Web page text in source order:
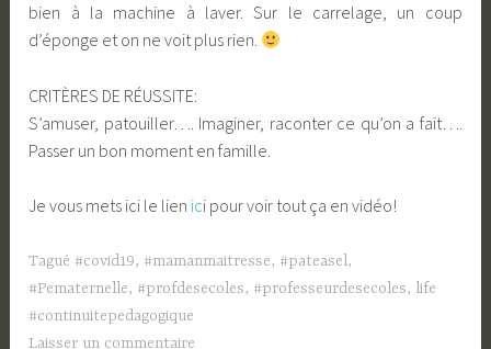
bien à la machine à laver. Sur le carrelage, un coup
d’éponge et on ne voit plus rien.
CRITÈRES DE RÉUSSITE:
S’amuser, patouiller…. Imaginer, raconter ce qu’on a fait….
Passer un bon moment en famille.
Je vous mets ici le lien ici pour voir tout ça en vidéo!
Tagué #covid19, #mamanmaitresse, #pateasel,
#Pematernelle, #profdesecoles, #professeurdesecoles, life
#continuitepedagogique
Laisser un commentaire